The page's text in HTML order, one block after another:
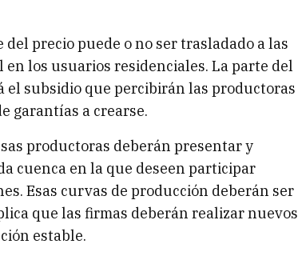
precio puede o no ser trasladado a las
los usuarios residenciales. La parte del
el subsidio que percibirán las productoras
garantías a crearse.
productoras deberán presentar y
cuenca en la que deseen participar
Esas curvas de producción deberán ser
que las firmas deberán realizar nuevos
estable.